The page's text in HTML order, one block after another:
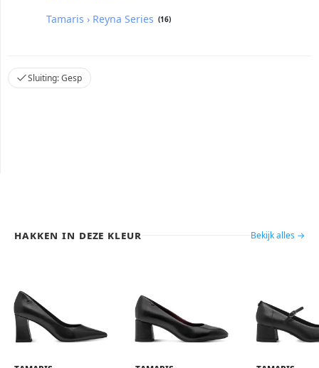
Tamaris › Reyna Series (16)
Sluiting: Gesp
Hakken in deze kleur Bekijk alles →